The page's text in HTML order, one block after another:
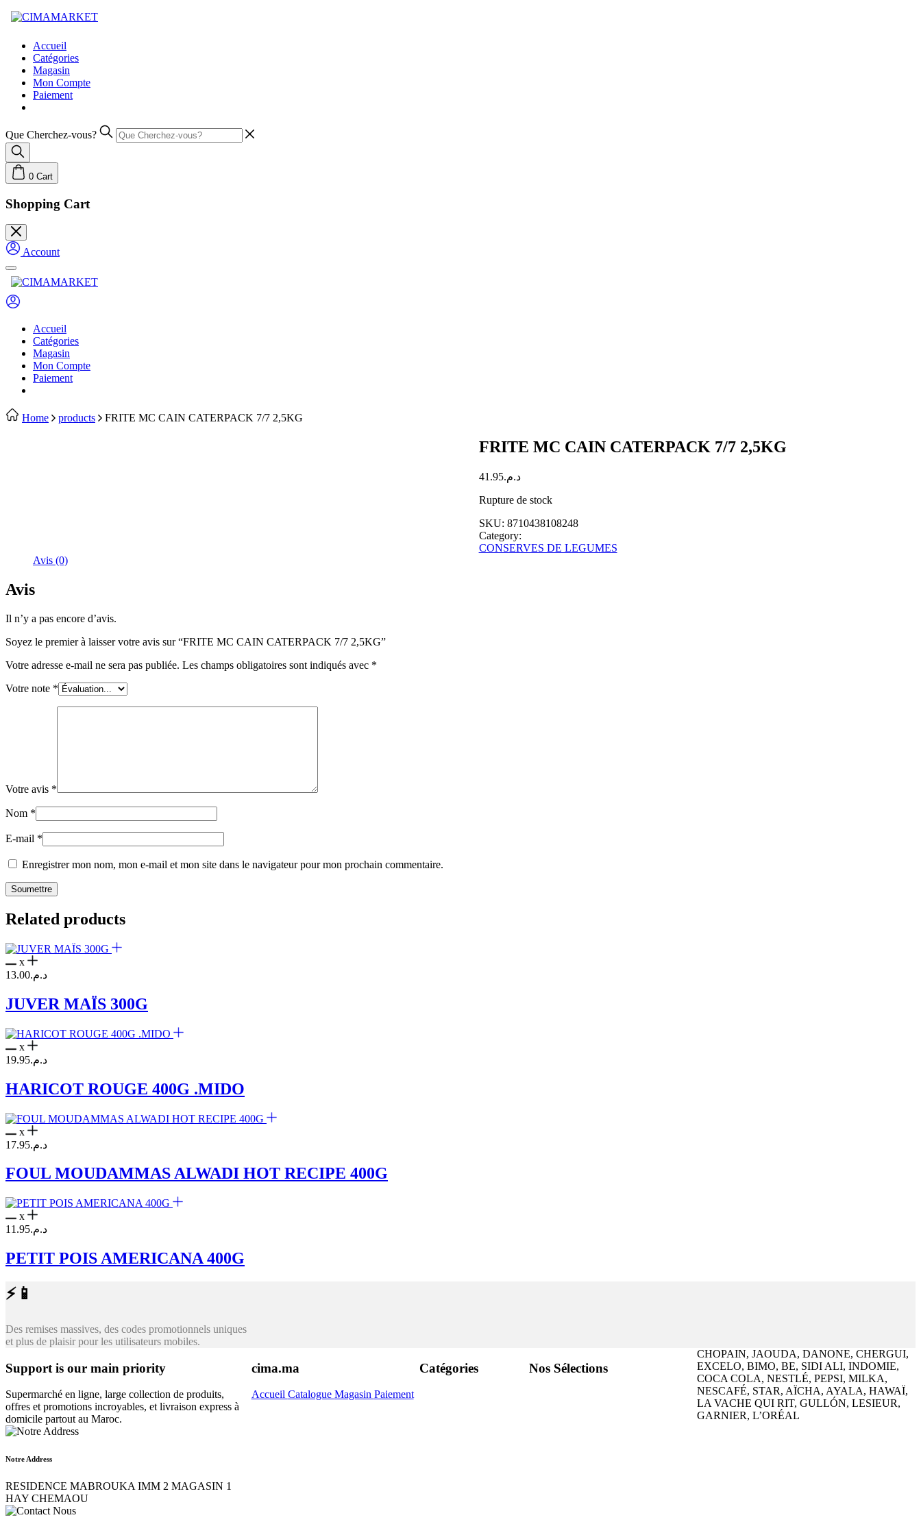
Skip
to
Accueil
Catégories
Magasin
Mon Compte
Paiement
Que Cherchez-vous?
0 Cart
Shopping Cart
Account
Accueil
Catégories
Magasin
Mon Compte
Paiement
Home products FRITE MC CAIN CATERPACK 7/7 2,5KG
FRITE MC CAIN CATERPACK 7/7 2,5KG
د.م.41.95
Rupture de stock
SKU: 8710438108248
Category:
CONSERVES DE LEGUMES
Avis (0)
Avis
Il n’y a pas encore d’avis.
Soyez le premier à laisser votre avis sur “FRITE MC CAIN CATERPACK 7/7 2,5KG”
Votre adresse e-mail ne sera pas publiée. Les champs obligatoires sont indiqués avec *
Votre note *
Votre avis *
Nom *
E-mail *
Enregistrer mon nom, mon e-mail et mon site dans le navigateur pour mon prochain commentaire.
Related products
x
د.م.13.00
JUVER MAÏS 300G
x
د.م.19.95
HARICOT ROUGE 400G .MIDO
x
د.م.17.95
FOUL MOUDAMMAS ALWADI HOT RECIPE 400G
x
د.م.11.95
PETIT POIS AMERICANA 400G
⚡📱
Des remises massives, des codes promotionnels uniques
et plus de plaisir pour les utilisateurs mobiles.
Support is our main priority
Supermarché en ligne, large collection de produits,
offres et promotions incroyables, et livraison express à
domicile partout au Maroc.
Notre Address
RESIDENCE MABROUKA IMM 2 MAGASIN 1
HAY CHEMAOU
cima.ma
Accueil Catalogue Magasin Paiement
Catégories Nos Sélections
CHOPAIN, JAOUDA, DANONE, CHERGUI,
EXCELO, BIMO, BE, SIDI ALI, INDOMIE,
COCA COLA, NESTLÉ, PEPSI, MILKA,
NESCAFÉ, STAR, AÏCHA, AYALA, HAWAÏ,
LA VACHE QUI RIT, GULLÓN, LESIEUR,
GARNIER, L’ORÉAL